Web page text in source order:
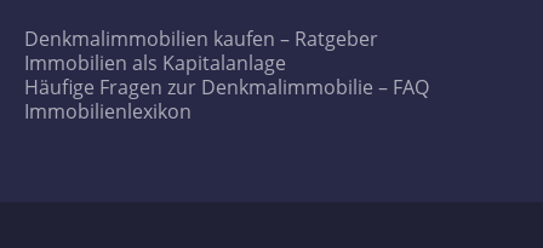
Denkmalimmobilien kaufen – Ratgeber
Immobilien als Kapitalanlage
Häufige Fragen zur Denkmalimmobilie – FAQ
Immobilienlexikon